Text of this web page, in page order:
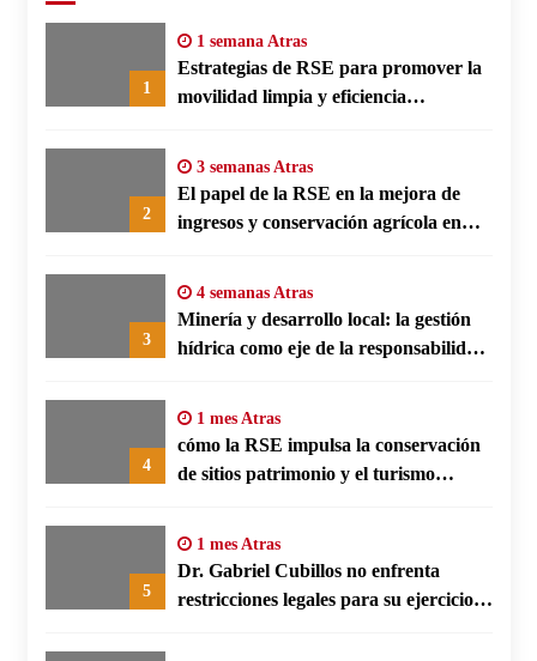
1
1 semana Atras
Estrategias de RSE para promover la
movilidad limpia y eficiencia
2
3 semanas Atras
El papel de la RSE en la mejora de
ingresos y conservación agrícola en
3
4 semanas Atras
Minería y desarrollo local: la gestión
hídrica como eje de la responsabilidad
4
1 mes Atras
cómo la RSE impulsa la conservación
de sitios patrimonio y el turismo
5
1 mes Atras
Dr. Gabriel Cubillos no enfrenta
restricciones legales para su ejercicio,